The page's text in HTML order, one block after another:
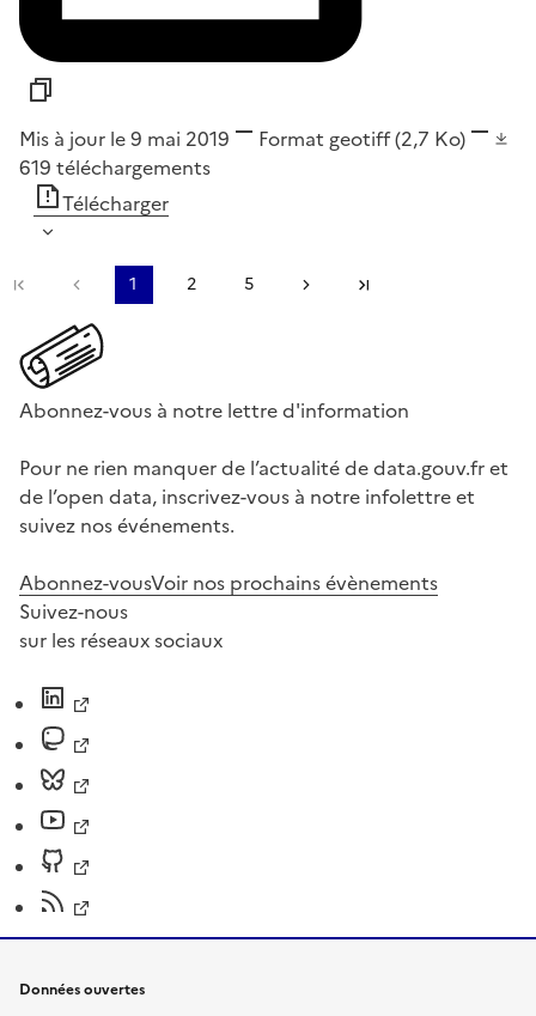
Mis à jour le 9 mai 2019 Format geotiff(2,7 Ko)
619 téléchargements
Télécharger
Première pagePage précédente
1 2 5 Page suivante
Abonnez-vous à notre lettre d'information
Pour ne rien manquer de l’actualité de data.gouv.fr et
de l’open data, inscrivez-vous à notre infolettre et
suivez nos événements.
Abonnez-vousVoir nos prochains évènements
Suivez-nous
sur les réseaux sociaux
Données ouvertes